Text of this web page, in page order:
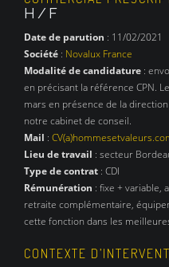
H/F
Date de parution : 11/02/2021
Société : Novalux France
Modalité de candidature :
en précisant la référence CPN.
mars en présence de la direction
notre cabinet de conseil.
Mail :
Lieu de travail : secteur
Type de contrat : CDI
Rémunération : fixe + variable,
retraite complémentaire,
cette fonction dans les
CONTEXTE